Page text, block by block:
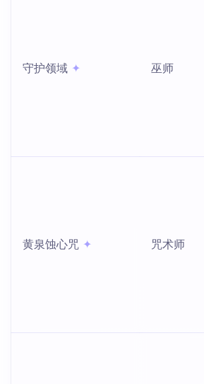
守护领域 巫师
黄泉蚀心咒 咒术师